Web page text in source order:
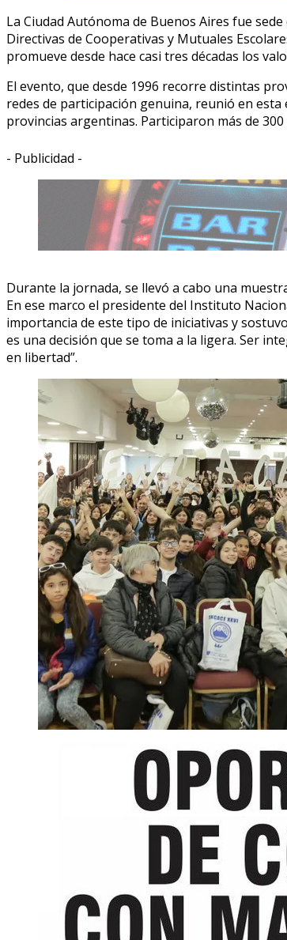
La Ciudad Autónoma de Buenos Aires fue
Directivas de Cooperativas y Mutuales
promueve desde hace casi tres décadas los
El evento, que desde 1996 recorre distintas
redes de participación genuina, reunió en
provincias argentinas. Participaron más de
- Publicidad -
Durante la jornada, se llevó a cabo una
En ese marco el presidente del Instituto
importancia de este tipo de iniciativas y
es una decisión que se toma a la ligera. Ser
en libertad”.